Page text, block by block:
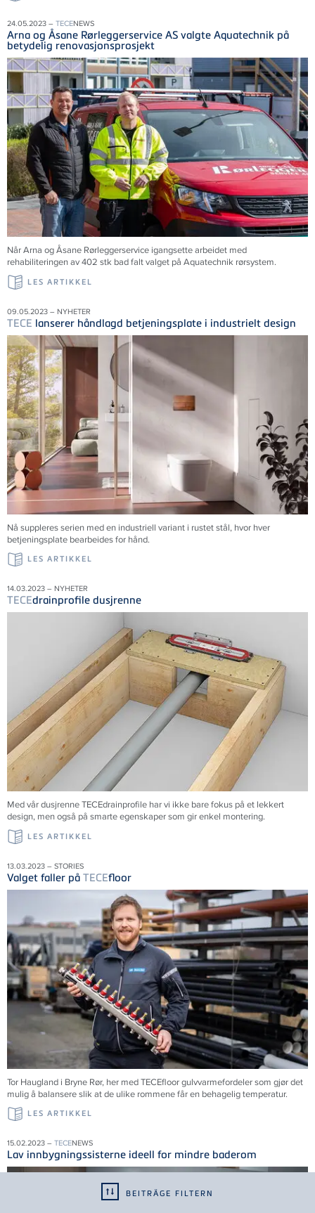
BEITRÄGE FILTERN
24.05.2023 – TECENEWS
Arna og Åsane Rørleggerservice AS valgte Aquatechnik på
betydelig renovasjonsprosjekt
Når Arna og Åsane Rørleggerservice igangsette arbeidet med
rehabiliteringen av 402 stk bad falt valget på Aquatechnik rørsystem.
LES ARTIKKEL
09.05.2023 – NYHETER
TECE lanserer håndlagd betjeningsplate i industrielt design
Nå suppleres serien med en industriell variant i rustet stål, hvor hver
betjeningsplate bearbeides for hånd.
LES ARTIKKEL
14.03.2023 – NYHETER
TECEdrainprofile dusjrenne
Med vår dusjrenneTECEdrainprofile har vi ikke bare fokus på et lekkert
design, men også på smarte egenskaper som gir enkel montering.
LES ARTIKKEL
13.03.2023 – STORIES
Valget faller på TECEfloor
Tor Haugland i Bryne Rør, her med TECEfloor gulvvarmefordeler som gjør det
mulig å balansere slik at de ulike rommene får en behagelig temperatur.
LES ARTIKKEL
15.02.2023 – TECENEWS
Lav innbygningssisterne ideell for mindre baderom